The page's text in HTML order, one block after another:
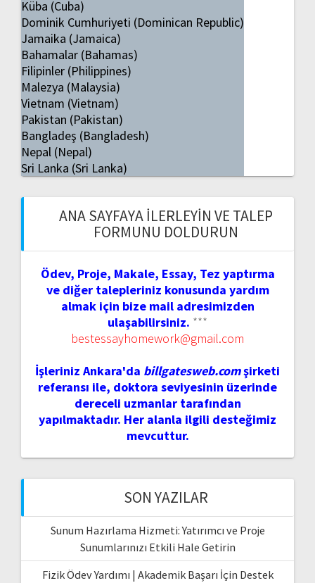
Küba (Cuba)
Dominik Cumhuriyeti (Dominican Republic)
Jamaika (Jamaica)
Bahamalar (Bahamas)
Filipinler (Philippines)
Malezya (Malaysia)
Vietnam (Vietnam)
Pakistan (Pakistan)
Bangladeş (Bangladesh)
Nepal (Nepal)
Sri Lanka (Sri Lanka)
ANA SAYFAYA İLERLEYIN VE TALEP
FORMUNU DOLDURUN
Ödev, Proje, Makale, Essay, Tez yaptırma
ve diğer talepleriniz konusunda yardım
almak için bize mail adresimizden
ulaşabilirsiniz. ***
bestessayhomework@gmail.com
İşleriniz Ankara'da billgatesweb.comşirketi
referansı ile, doktora seviyesinin üzerinde
dereceli uzmanlar tarafından
yapılmaktadır. Her alanla ilgili desteğimiz
mevcuttur.
SON YAZILAR
Sunum Hazırlama Hizmeti: Yatırımcı ve Proje
Sunumlarınızı Etkili Hale Getirin
Fizik Ödev Yardımı | Akademik Başarı İçin Destek